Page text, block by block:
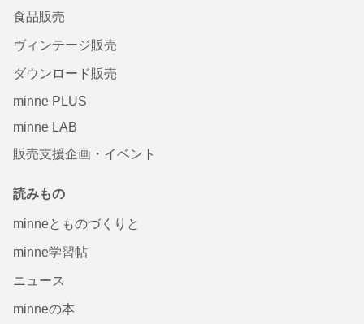
食品販売
ヴィンテージ販売
ダウンロード販売
minne PLUS
minne LAB
販売支援企画・イベント
読みもの
minneとものづくりと
minne学習帖
ニュース
minneの本